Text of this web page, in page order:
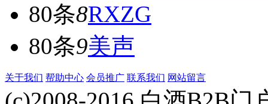
80条8RXZG
80条9美声
关于我们 帮助中心 会员推广 联系我们 网站留言